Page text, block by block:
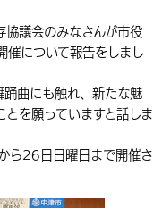
韓国語（한국어）
予防
インフラ
習・スポーツ・人権
雇用
医療
トを探す
議会のみなさんが市役
催について報告をしまし
曲にも触れ、新たな魅
を願っていますと話しま
ら26日日曜日まで開催さ